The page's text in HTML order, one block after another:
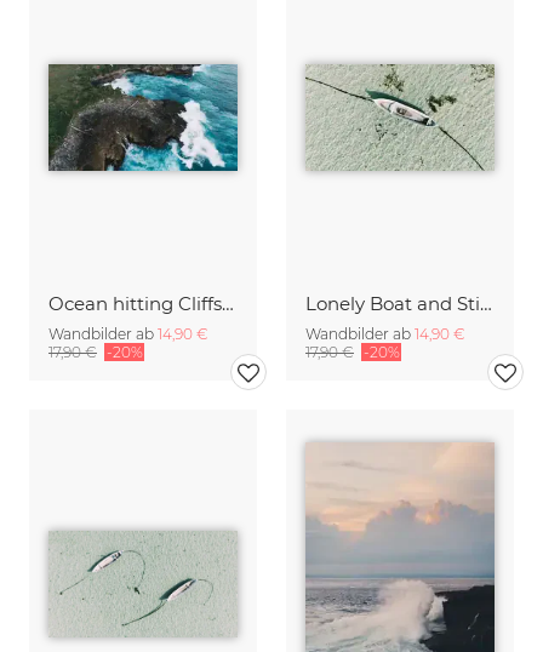
Ocean hitting Cliffs on Bali
Wandbilder ab 14,90 €
17,90 € -20%
Lonely Boat and Still Waters Bali Indonesia
Wandbilder ab 14,90 €
17,90 € -20%